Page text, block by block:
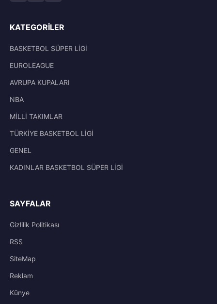
KATEGORILER
BASKETBOL SÜPER LİGİ
EUROLEAGUE
AVRUPA KUPALARI
NBA
MİLLİ TAKIMLAR
TÜRKİYE BASKETBOL LİGİ
GENEL
KADINLAR BASKETBOL SÜPER LİGİ
SAYFALAR
Gizlilik Politikası
RSS
SiteMap
Reklam
Künye